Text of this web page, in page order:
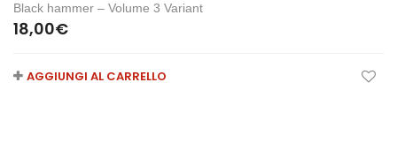
Black hammer – Volume 3 Variant
18,00€
AGGIUNGI AL CARRELLO